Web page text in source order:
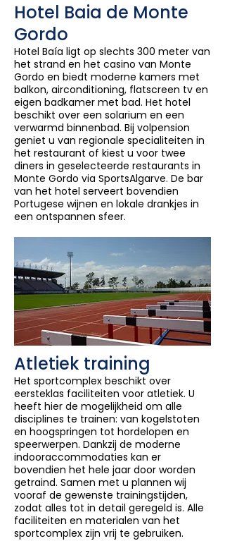
Hotel Baia de Monte
Gordo
Hotel Baía ligt op slechts 300 meter van
het strand en het casino van Monte
Gordo en biedt moderne kamers met
balkon, airconditioning, flatscreen tv en
eigen badkamer met bad. Het hotel
beschikt over een solarium en een
verwarmd binnenbad. Bij volpension
geniet u van regionale specialiteiten in
het restaurant of kiest u voor twee
diners in geselecteerde restaurants in
Monte Gordo via SportsAlgarve. De bar
van het hotel serveert bovendien
Portugese wijnen en lokale drankjes in
een ontspannen sfeer.
Atletiek training
Het sportcomplex beschikt over
eersteklas faciliteiten voor atletiek. U
heeft hier de mogelijkheid om alle
disciplines te trainen: van kogelstoten
en hoogspringen tot hordelopen en
speerwerpen. Dankzij de moderne
indooraccommodaties kan er
bovendien het hele jaar door worden
getraind. Samen met u plannen wij
vooraf de gewenste trainingstijden,
zodat alles tot in detail geregeld is. Alle
faciliteiten en materialen van het
sportcomplex zijn vrij te gebruiken.